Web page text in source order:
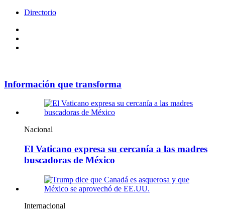
Directorio
Información que transforma
Nacional
El Vaticano expresa su cercanía a las madres
buscadoras de México
Internacional